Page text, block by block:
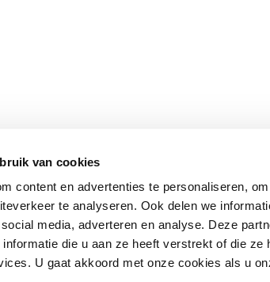
van cookies
content en advertenties te personaliseren,
te analyseren. Ook delen we
media, adverteren en analyse. Deze
die u aan ze heeft verstrekt of die ze
U gaat akkoord met onze cookies als u